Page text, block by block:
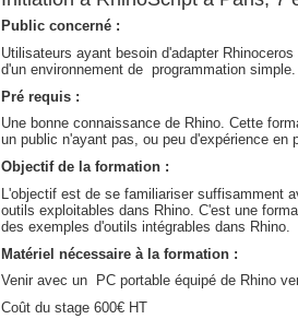
Public concerné :
Utilisateurs ayant besoin d'adapter
d'un environnement de programmation simple.
Pré requis :
Une bonne connaissance de Rhino. Cette
un public n'ayant pas, ou peu d'expérience en
Objectif de la formation :
L'objectif est de se familiariser suffisamment
outils exploitables dans Rhino. C'est une
des exemples d'outils intégrables dans Rhino.
Matériel nécessaire à la formation :
Venir avec un PC portable équipé de Rhino
Coût du stage 600€ HT